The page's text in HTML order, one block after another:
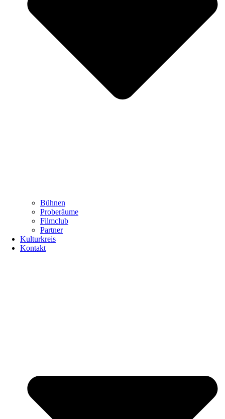
Bühnen
Proberäume
Filmclub
Partner
Kulturkreis
Kontakt